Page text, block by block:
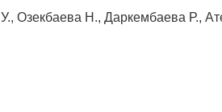
Озекбаева Н., Даркембаева Р.,